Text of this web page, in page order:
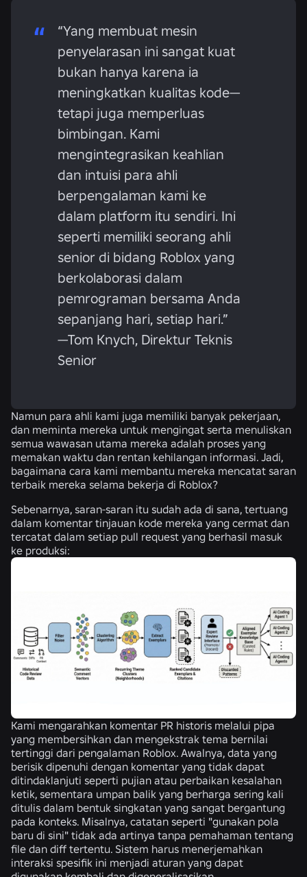
“Yang membuat mesin
penyelarasan ini sangat kuat
bukan hanya karena ia
meningkatkan kualitas kode—
tetapi juga memperluas
bimbingan. Kami
mengintegrasikan keahlian
dan intuisi para ahli
berpengalaman kami ke
dalam platform itu sendiri. Ini
seperti memiliki seorang ahli
senior di bidang Roblox yang
berkolaborasi dalam
pemrograman bersama Anda
sepanjang hari, setiap hari.”
—Tom Knych, Direktur Teknis
Senior
Namun para ahli kami juga memiliki banyak pekerjaan,
dan meminta mereka untuk mengingat serta menuliskan
semua wawasan utama mereka adalah proses yang
memakan waktu dan rentan kehilangan informasi. Jadi,
bagaimana cara kami membantu mereka mencatat saran
terbaik mereka selama bekerja di Roblox?
Sebenarnya, saran-saran itu sudah ada di sana, tertuang
dalam komentar tinjauan kode mereka yang cermat dan
tercatat dalam setiap pull request yang berhasil masuk
ke produksi:
Kami mengarahkan komentar PR historis melalui pipa
yang membersihkan dan mengekstrak tema bernilai
tertinggi dari pengalaman Roblox. Awalnya, data yang
berisik dipenuhi dengan komentar yang tidak dapat
ditindaklanjuti seperti pujian atau perbaikan kesalahan
ketik, sementara umpan balik yang berharga sering kali
ditulis dalam bentuk singkatan yang sangat bergantung
pada konteks. Misalnya, catatan seperti "gunakan pola
baru di sini" tidak ada artinya tanpa pemahaman tentang
file dan diff tertentu. Sistem harus menerjemahkan
interaksi spesifik ini menjadi aturan yang dapat